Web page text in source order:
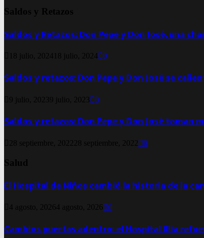
Saldos y Retazos
Saldos y Retazos: Don Pepe y Don José, una
18 julio, 2024 18 julio, 2024 0
Saldos y retazos: Don Pepe y Don José se
9 julio, 20239 julio, 2023 0
Saldos y retazos: Don Pepe y Don José toman
28 septiembre, 2022 28 septiembre, 2022 0
Salud
El Hospital de Niños cambió la historia de la
4 agosto, 20264 agosto, 2026 0
Cambios puertas adentro: el Hospital Illia